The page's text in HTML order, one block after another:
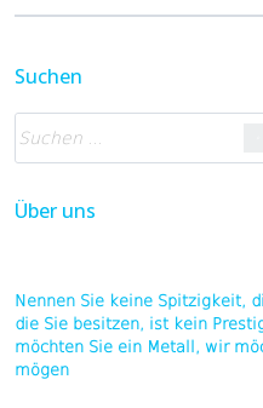
Suchen
Über uns
Nennen Sie keine Spitzigkeit,
die Sie besitzen, ist kein
möchten Sie ein Metall, wir
mögen